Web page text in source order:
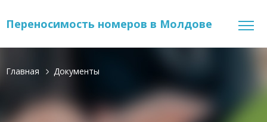
Переносимость номеров в Молдове
Главная Документы